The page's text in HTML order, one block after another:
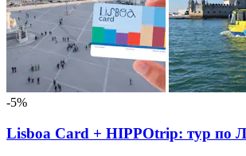
-5%
Lisboa Card + HIPPOtrip: тур по